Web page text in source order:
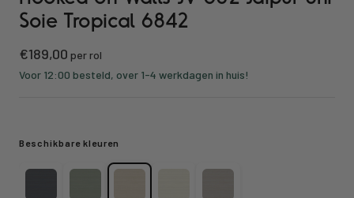
Soie Tropical 6842
Kortings
prijs
€189,00 per rol
Voor 12:00 besteld, over 1-4 werkdagen in huis!
Beschikbare kleuren